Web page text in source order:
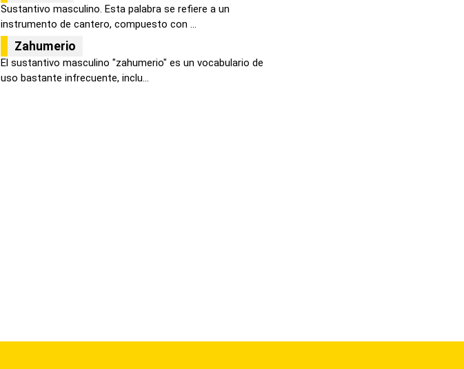
Sustantivo masculino. Esta palabra se refiere a un
instrumento de cantero, compuesto con ...
Zahumerio
El sustantivo masculino "zahumerio" es un vocabulario de
uso bastante infrecuente, inclu...